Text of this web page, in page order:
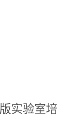
实验室培